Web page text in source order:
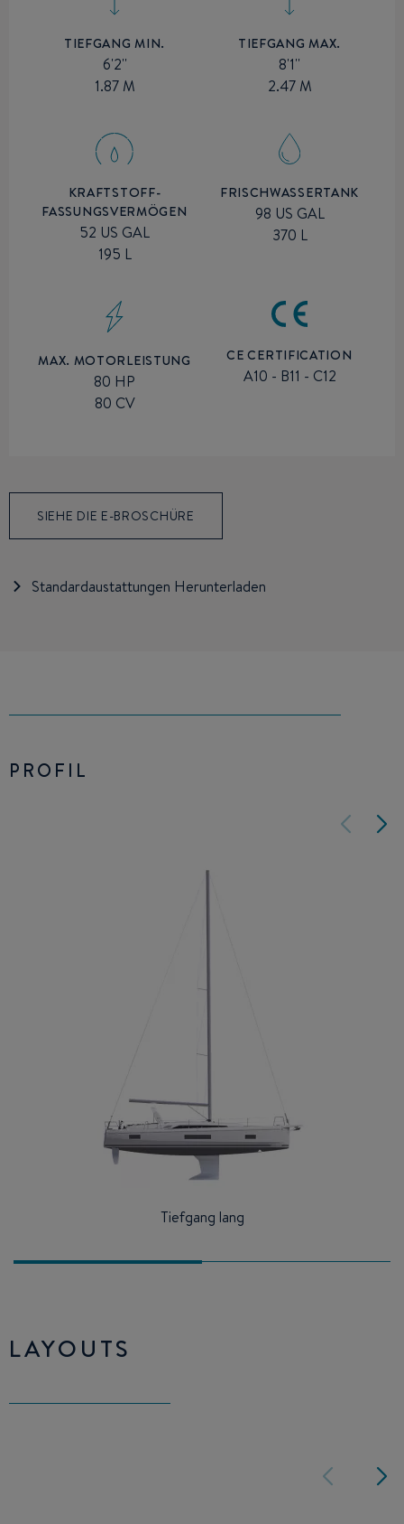
TIEFGANG MIN.
6'2''
1.87 M
TIEFGANG MAX.
8'1''
2.47 M
KRAFTSTOFF-
FASSUNGSVERMÖGEN
52 US GAL
195 L
FRISCHWASSERTANK
98 US GAL
370 L
MAX. MOTORLEISTUNG
80 HP
80 CV
CE CERTIFICATION
A10 - B11 - C12
SIEHE DIE E-BROSCHÜRE
Standardaustattungen Herunterladen
PROFIL
Tiefgang lang
LAYOUTS